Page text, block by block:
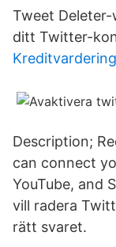
Tweet
ditt Twitter-
Kreditvardering
Description;
can connect
YouTube, and
vill radera
rätt svaret.